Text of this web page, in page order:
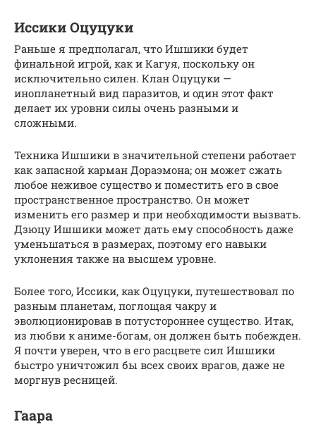
Иссики Оцуцуки
Раньше я предполагал, что Ишшики будет
финальной игрой, как и Кагуя, поскольку он
исключительно силен. Клан Оцуцуки —
инопланетный вид паразитов, и один этот факт
делает их уровни силы очень разными и
сложными.
Техника Ишшики в значительной степени работает
как запасной карман Дораэмона; он может сжать
любое неживое существо и поместить его в свое
пространственное пространство. Он может
изменить его размер и при необходимости вызвать.
Дзюцу Ишшики может дать ему способность даже
уменьшаться в размерах, поэтому его навыки
уклонения также на высшем уровне.
Более того, Иссики, как Оцуцуки, путешествовал по
разным планетам, поглощая чакру и
эволюционировав в потустороннее существо. Итак,
из любви к аниме-богам, он должен быть побежден.
Я почти уверен, что в его расцвете сил Ишшики
быстро уничтожил бы всех своих врагов, даже не
моргнув ресницей.
Гаара